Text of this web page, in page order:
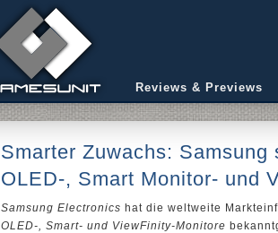
Reviews & Previews
Smarter Zuwachs:
OLED-, Smart Monitor- und
Samsung Electronics hat die weltweite
OLED-, Smart- und ViewFinity-Monitore